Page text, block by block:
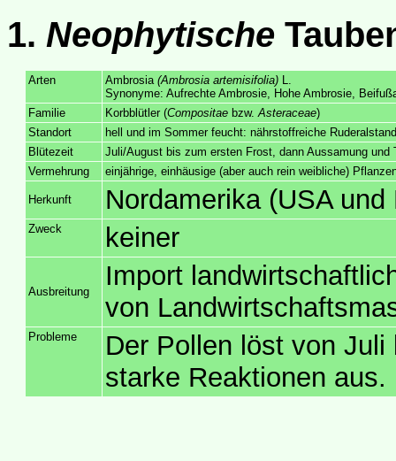
1. Neophytische
Arten Ambrosia (Ambrosia artemisifolia)L.
Synonyme: Aufrechte Ambrosie, Hohe Ambrosie,
Familie
Korbblütler (Compositaebzw. Asteraceae)
Standort
hell und im Sommer feucht: nährstoffreiche
Blütezeit
Juli/August bis zum ersten Frost, dann Aussamung und
Vermehrung
einjährige, einhäusige (aber auch rein weibliche)
Herkunft Nordamerika (USA
Zweck keiner
Ausbreitung
Import
von
Probleme
Der Pollen löst von
starke Reaktionen aus.